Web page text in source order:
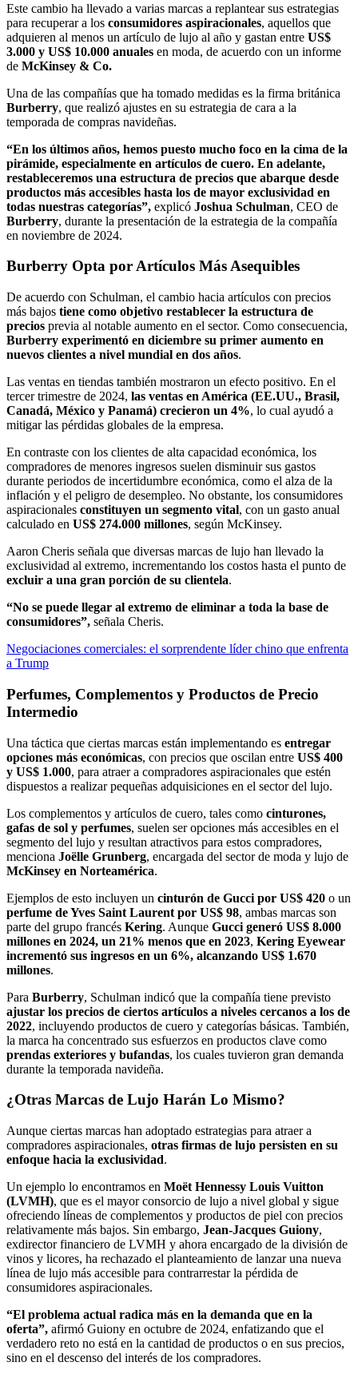
Este cambio ha llevado a varias marcas a replantear sus estrategias
para recuperar a los consumidores aspiracionales, aquellos que
adquieren al menos un artículo de lujo al año y gastan entre US$
3.000 y US$ 10.000 anuales en moda, de acuerdo con un informe
de McKinsey & Co.
Una de las compañías que ha tomado medidas es la firma británica
Burberry, que realizó ajustes en su estrategia de cara a la
temporada de compras navideñas.
“En los últimos años, hemos puesto mucho foco en la cima de la
pirámide, especialmente en artículos de cuero. En adelante,
restableceremos una estructura de precios que abarque desde
productos más accesibles hasta los de mayor exclusividad en
todas nuestras categorías”, explicó Joshua Schulman, CEO de
Burberry, durante la presentación de la estrategia de la compañía
en noviembre de 2024.
Burberry Opta por Artículos Más Asequibles
De acuerdo con Schulman, el cambio hacia artículos con precios
más bajos tiene como objetivo restablecer la estructura de
precios previa al notable aumento en el sector. Como consecuencia,
Burberry experimentó en diciembre su primer aumento en
nuevos clientes a nivel mundial en dos años.
Las ventas en tiendas también mostraron un efecto positivo. En el
tercer trimestre de 2024, las ventas en América (EE.UU., Brasil,
Canadá, México y Panamá) crecieron un 4%, lo cual ayudó a
mitigar las pérdidas globales de la empresa.
En contraste con los clientes de alta capacidad económica, los
compradores de menores ingresos suelen disminuir sus gastos
durante periodos de incertidumbre económica, como el alza de la
inflación y el peligro de desempleo. No obstante, los consumidores
aspiracionales constituyen un segmento vital, con un gasto anual
calculado en US$ 274.000 millones, según McKinsey.
Aaron Cheris señala que diversas marcas de lujo han llevado la
exclusividad al extremo, incrementando los costos hasta el punto de
excluir a una gran porción de su clientela.
“No se puede llegar al extremo de eliminar a toda la base de
consumidores”, señala Cheris.
Negociaciones comerciales: el sorprendente líder chino que enfrenta
a Trump
Perfumes, Complementos y Productos de Precio
Intermedio
Una táctica que ciertas marcas están implementando es entregar
opciones más económicas, con precios que oscilan entre US$ 400
y US$ 1.000, para atraer a compradores aspiracionales que estén
dispuestos a realizar pequeñas adquisiciones en el sector del lujo.
Los complementos y artículos de cuero, tales como cinturones,
gafas de sol y perfumes, suelen ser opciones más accesibles en el
segmento del lujo y resultan atractivos para estos compradores,
menciona Joëlle Grunberg, encargada del sector de moda y lujo de
McKinsey en Norteamérica.
Ejemplos de esto incluyen un cinturón de Gucci por US$ 420 o un
perfume de Yves Saint Laurent por US$ 98, ambas marcas son
parte del grupo francés Kering. Aunque Gucci generó US$ 8.000
millones en 2024, un 21% menos que en 2023, Kering Eyewear
incrementó sus ingresos en un 6%, alcanzando US$ 1.670
millones.
Para Burberry, Schulman indicó que la compañía tiene previsto
ajustar los precios de ciertos artículos a niveles cercanos a los de
2022, incluyendo productos de cuero y categorías básicas. También,
la marca ha concentrado sus esfuerzos en productos clave como
prendas exteriores y bufandas, los cuales tuvieron gran demanda
durante la temporada navideña.
¿Otras Marcas de Lujo Harán Lo Mismo?
Aunque ciertas marcas han adoptado estrategias para atraer a
compradores aspiracionales, otras firmas de lujo persisten en su
enfoque hacia la exclusividad.
Un ejemplo lo encontramos en Moët Hennessy Louis Vuitton
(LVMH), que es el mayor consorcio de lujo a nivel global y sigue
ofreciendo líneas de complementos y productos de piel con precios
relativamente más bajos. Sin embargo, Jean-Jacques Guiony,
exdirector financiero de LVMH y ahora encargado de la división de
vinos y licores, ha rechazado el planteamiento de lanzar una nueva
línea de lujo más accesible para contrarrestar la pérdida de
consumidores aspiracionales.
“El problema actual radica más en la demanda que en la
oferta”, afirmó Guiony en octubre de 2024, enfatizando que el
verdadero reto no está en la cantidad de productos o en sus precios,
sino en el descenso del interés de los compradores.